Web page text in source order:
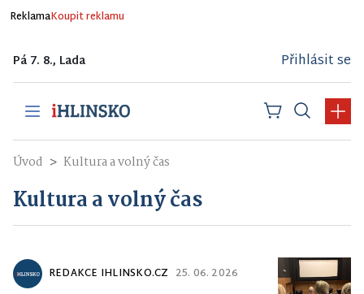
ReklamaKoupit reklamu
Pá 7. 8., Lada Přihlásit se
Úvod Kultura a volný čas
Kultura a volný čas
REDAKCE IHLINSKO.CZ 25. 06. 2026